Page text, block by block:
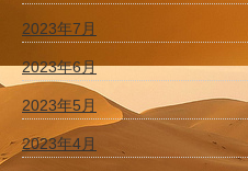
2023年7月
2023年6月
2023年5月
2023年4月